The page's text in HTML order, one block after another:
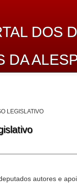
DOS
DA
Informação
Abertos
LEGISLATIVO
autores e